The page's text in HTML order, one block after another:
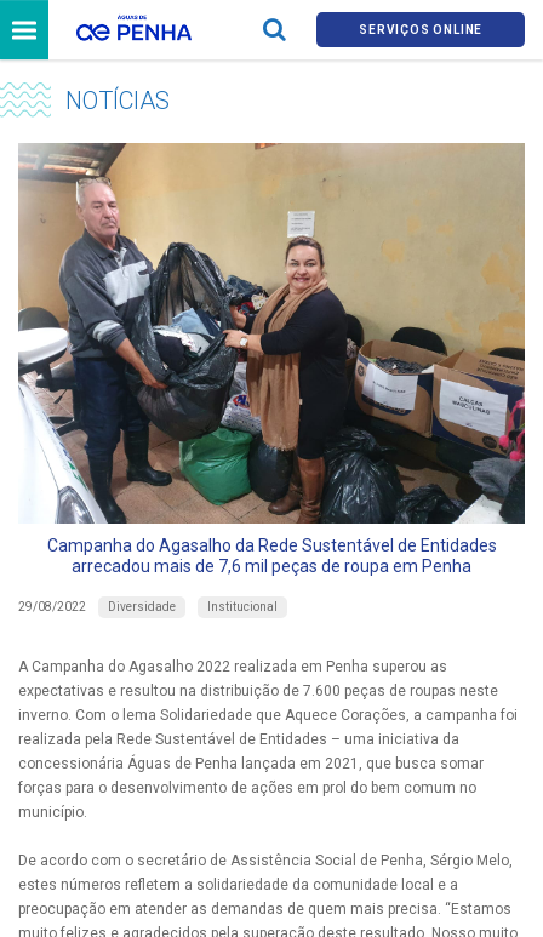
SERVIÇOS ONLINE
NOTÍCIAS
Campanha do Agasalho da Rede Sustentável de Entidades
arrecadou mais de 7,6 mil peças de roupa em Penha
29/08/2022 Diversidade Institucional
A Campanha do Agasalho 2022 realizada em Penha superou as
expectativas e resultou na distribuição de 7.600 peças de roupas neste
inverno. Com o lema Solidariedade que Aquece Corações, a campanha foi
realizada pela Rede Sustentável de Entidades – uma iniciativa da
concessionária Águas de Penha lançada em 2021, que busca somar
forças para o desenvolvimento de ações em prol do bem comum no
município.
De acordo com o secretário de Assistência Social de Penha, Sérgio Melo,
estes números refletem a solidariedade da comunidade local e a
preocupação em atender as demandas de quem mais precisa. “Estamos
muito felizes e agradecidos pela superação deste resultado. Nosso muito